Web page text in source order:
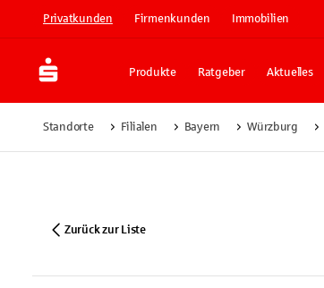
Privatkunden Firmenkunden Immobilien
Produkte Ratgeber Aktuelles
Standorte Filialen Bayern Würzburg
Zurück zur Liste